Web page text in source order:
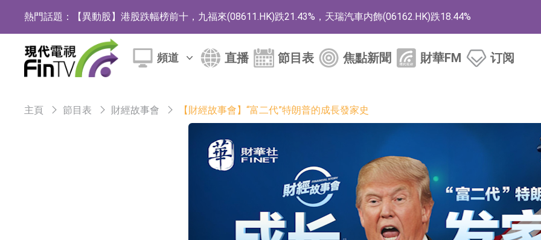
熱門話題： 【異動股】港股跌幅榜前十，九福來(08611.HK)跌21.43%，天瑞汽車内飾(06162.HK)跌18.44%
【異動股】港股漲幅榜前十，佳明集團控股(01271.HK)漲+78.22%，拿森科技(02261.HK)漲+64.11%
斯迪克：公司為國內摺疊屏核心功能材料供應商
聚辰股份：公司VPD芯片已順利通過目標客戶的測試認證
上期所：7月份對11個實際控制關系賬戶組採取限制開倉的監管措施
特發服務：成功中標嗶哩嗶哩上海濱江總部物業服務項目
亞太股份：公司是零跑汽車和Stellantis集團的供應商
理工雷科面向邊緣AI場景推出"山海"系列智算模組 系列產品基於國產CPU與GPU構建
【異動股】醫療研發外包板塊拉升，博騰股份(300363.CN)漲20.02%
頻道 直播 節目表 焦點新聞 財華FM 订阅
主頁 節目表 財經故事會 【財經故事會】“富二代”特朗普的成長發家史